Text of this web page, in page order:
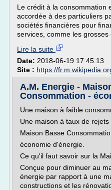
Le crédit à la consommation
accordée à des particuliers
sociétés financières pour
services, comme les grosses
Lire la suite
Date: 2018-06-19 17:45:13
Site : https://
A.M. Energie -
Consommation -
Une maison à faible
Une maison à taux de
Maison Basse
économie d'énergie.
Ce qu'il faut savoir sur la
Conçue pour diminuer au
énergie par rapport à une
constructions et les